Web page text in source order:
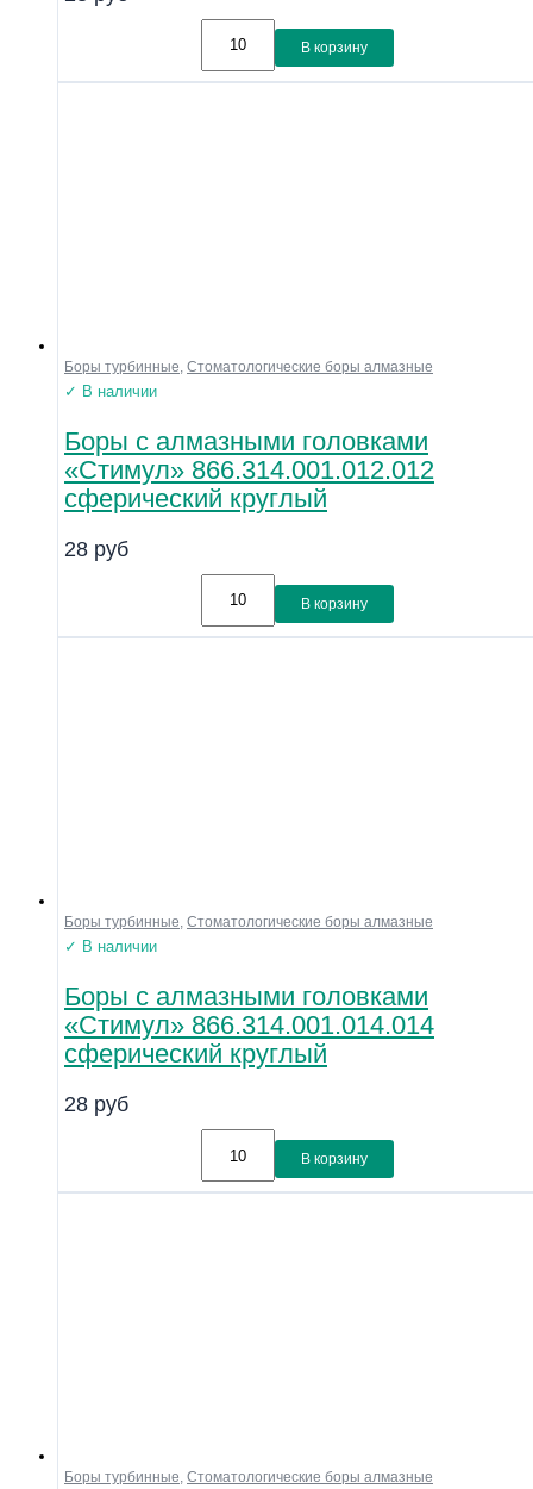
В корзину
Боры турбинные Стоматологические боры алмазные
✓ В наличии
Боры с алмазными головками
«Стимул» 866.314.001.012.012
сферический круглый
28 руб
В корзину
Боры турбинные, Стоматологические боры алмазные
✓ В наличии
Боры с алмазными головками
«Стимул» 866.314.001.014.014
сферический круглый
28 руб
В корзину
Боры турбинные, Стоматологические боры алмазные